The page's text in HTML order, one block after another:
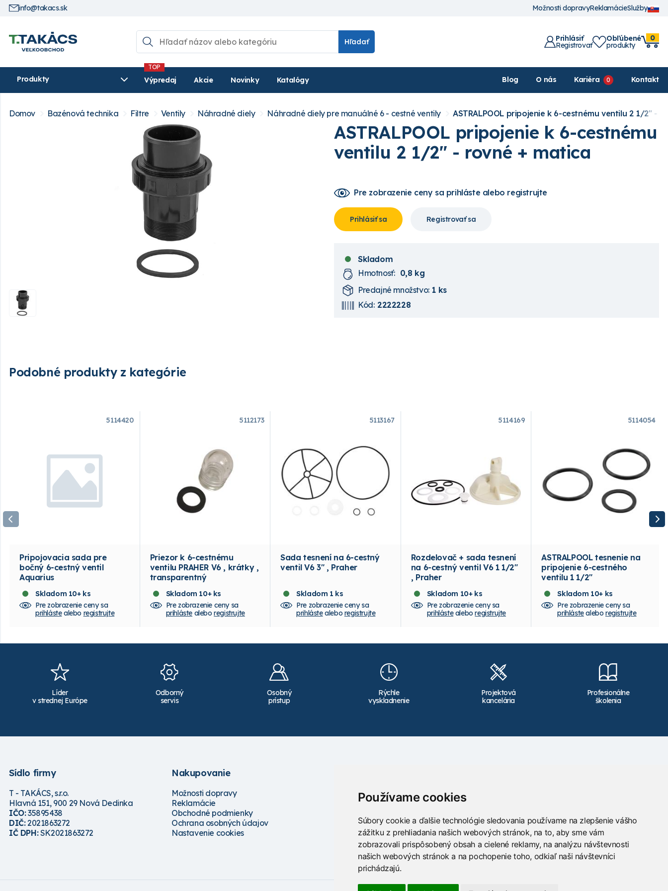
Používame cookies
Súbory cookie a ďalšie technológie sledovania používame na zlepšenie vášho
zážitku z prehliadania našich webových stránok, na to, aby sme vám
zobrazovali prispôsobený obsah a cielené reklamy, na analýzu návštevnosti
našich webových stránok a na pochopenie toho, odkiaľ naši návštevníci
prichádzajú.
info@takacs.sk Možnosti dopravyReklamácieSlužby
Hľadať Prihlásiť
Registrovať
Obľúbené
produkty
0
Produkty Výpredaj Akcie Novinky Katalógy Blog O nás Kariéra Kontakt
Domov Bazénová technika Filtre Ventily Náhradné diely Náhradné diely pre manuálné 6 - cestné ventily ASTRALPOOL pripojenie k 6-cestnému ventilu 2 1/2" -
ASTRALPOOL pripojenie k 6-cestnému
ventilu 2 1/2" - rovné + matica
Pre zobrazenie ceny sa prihláste alebo registrujte
Prihlásiť sa Registrovať sa
Skladom
Hmotnosť: 0,8 kg
Predajné množstvo: 1 ks
Kód: 2222228
Podobné produkty z kategórie
5114420
Pripojovacia sada pre
bočný 6-cestný ventil
Aquarius
Skladom 10+ ks
Pre zobrazenie ceny sa
prihlástealebo registrujte
5112173
Priezor k 6-cestnému
ventilu PRAHER V6 , krátky ,
transparentný
Skladom 10+ ks
Pre zobrazenie ceny sa
prihláste aleboregistrujte
5113167
Sada tesnení na 6-cestný
ventil V6 3" , Praher
Skladom 1 ks
Pre zobrazenie ceny sa
prihlástealebo registrujte
5114169
Rozdelovač + sada tesnení
na 6-cestný ventil V6 1 1/2"
, Praher
Skladom 10+ ks
Pre zobrazenie ceny sa
prihlástealeboregistrujte
5114054
ASTRALPOOL tesnenie na
pripojenie 6-cestného
ventilu 1 1/2"
Skladom 10+ ks
Pre zobrazenie ceny sa
prihlástealebo registrujte
Líder
v strednej Európe
Odborný
servis
Osobný
prístup
Rýchle
vyskladnenie
Projektová
kancelária
Profesionálne
školenia
Sídlo firmy
T - TAKÁCS, s.r.o.
Hlavná 151, 900 29 Nová Dedinka
IČO:35895438
DIČ:2021863272
IČ DPH:SK2021863272
Nakupovanie
Možnosti dopravy
Reklamácie
Obchodné podmienky
Ochrana osobných údajov
Nastavenie cookies
Školenia
Poradenstvo
Sledujte nás